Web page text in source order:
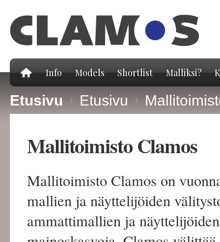
Info Models Shortlist Malliksi?
Etusivu>Etusivu>
Mallitoimisto Clamos
Mallitoimisto Clamos on
mallien ja näyttelijöiden
ammattimallien ja